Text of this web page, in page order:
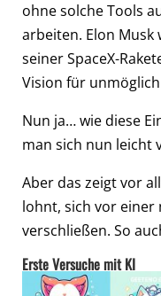
ohne solche Tools
arbeiten. Elon
seiner SpaceX-
Vision für
Nun ja… wie diese
man sich nun leicht
Aber das zeigt vor
lohnt, sich vor einer
verschließen. So
Erste Versuche mit KI